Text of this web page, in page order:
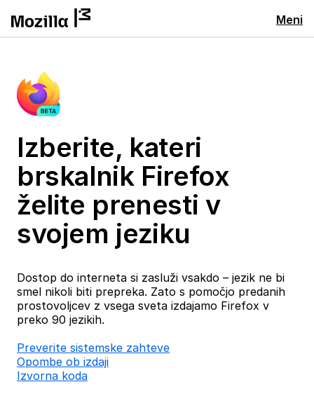
Meni
Izberite, kateri
brskalnik Firefox
želite prenesti v
svojem jeziku
Dostop do interneta si zasluži vsakdo – jezik ne bi
smel nikoli biti prepreka. Zato s pomočjo predanih
prostovoljcev z vsega sveta izdajamo Firefox v
preko 90 jezikih.
Preverite sistemske zahteve
Opombe ob izdaji
Izvorna koda